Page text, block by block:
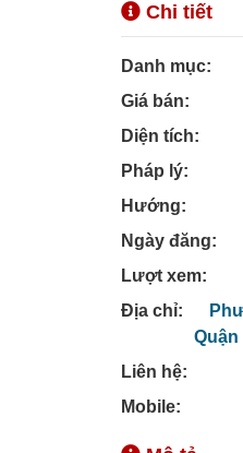
Chi tiết
Danh mục:
Giá bán:
Diện tích:
Pháp lý:
Hướng:
Ngày đăng:
Lượt xem:
Địa chỉ:
Liên hệ:
Mobile: